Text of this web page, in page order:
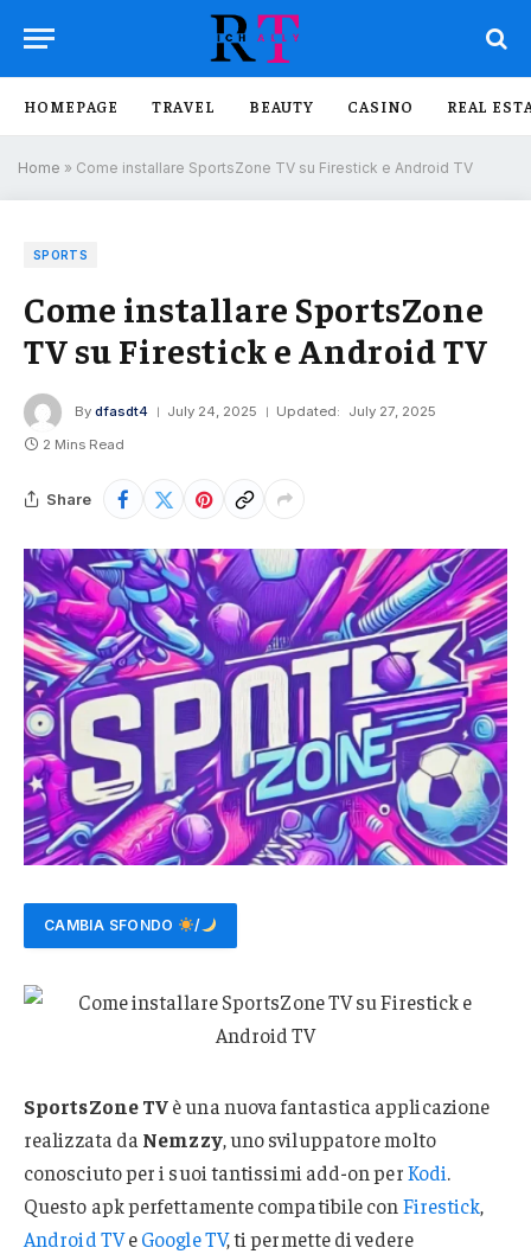
HOMEPAGE TRAVEL BEAUTY CASINO REAL
Home » Come installare SportsZone TV su Firestick e Android TV
SPORTS
Come installare SportsZone
TV su Firestick e Android TV
By dfasdt4 July 24, 2025 Updated:
July 27, 2025
2 Mins Read
Share
CAMBIA SFONDO /
SportsZone TVè una nuova fantastica applicazione
realizzata da Nemzzy, uno sviluppatore molto
conosciuto per i suoi tantissimi add-on perKodi.
Questo apk perfettamente compatibile con Firestick,
Android TVeGoogle TV, ti permette di vedere